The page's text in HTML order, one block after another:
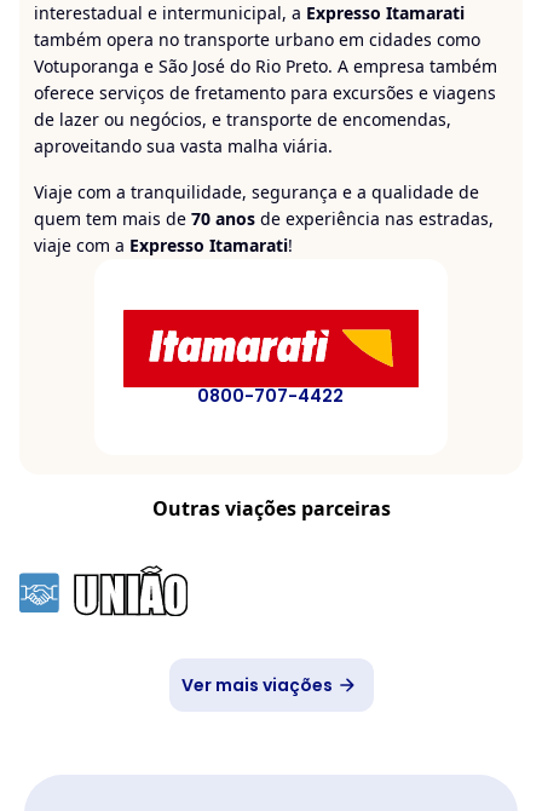
interestadual e intermunicipal, a Expresso Itamarati
também opera no transporte urbano em cidades como
Votuporanga e São José do Rio Preto. A empresa também
oferece serviços de fretamento para excursões e viagens
de lazer ou negócios, e transporte de encomendas,
aproveitando sua vasta malha viária.
Viaje com a tranquilidade, segurança e a qualidade de
quem tem mais de 70 anos de experiência nas estradas,
viaje com a Expresso Itamarati!
0800-707-4422
Outras viações parceiras
Ver mais viações